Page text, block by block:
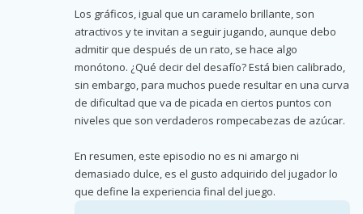
Los gráficos, igual que un caramelo brillante, son
atractivos y te invitan a seguir jugando, aunque debo
admitir que después de un rato, se hace algo
monótono. ¿Qué decir del desafío? Está bien calibrado,
sin embargo, para muchos puede resultar en una curva
de dificultad que va de picada en ciertos puntos con
niveles que son verdaderos rompecabezas de azúcar.
En resumen, este episodio no es ni amargo ni
demasiado dulce, es el gusto adquirido del jugador lo
que define la experiencia final del juego.